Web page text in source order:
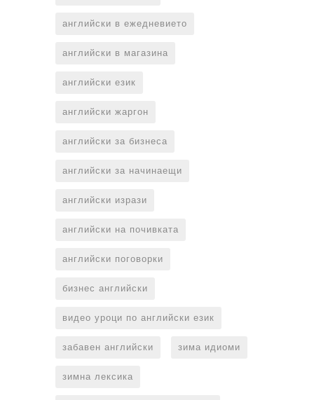
английски в ежедневието
английски в магазина
английски език
английски жаргон
английски за бизнеса
английски за начинаещи
английски изрази
английски на почивката
английски поговорки
бизнес английски
видео уроци по английски език
забавен английски зима идиоми
зимна лексика